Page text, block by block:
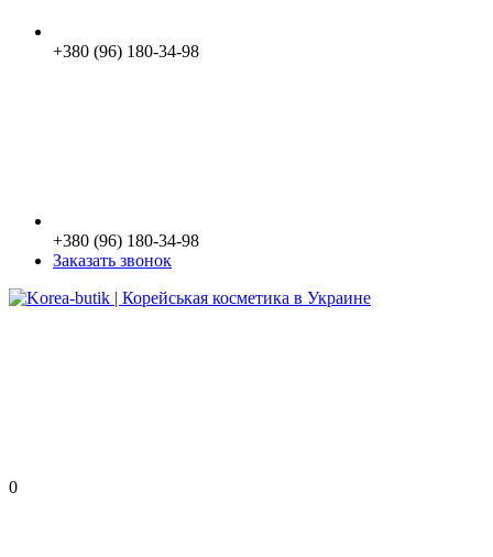
+380 (96) 180-34-98
+380 (96) 180-34-98
Заказать звонок
0